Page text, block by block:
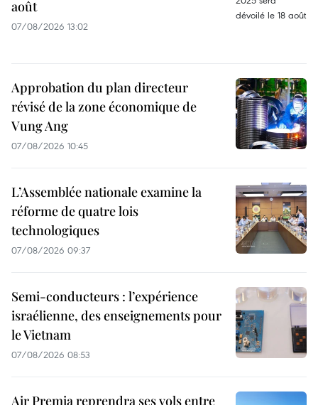
août
07/08/2026 13:02
Approbation du plan directeur
révisé de la zone économique de
Vung Ang
07/08/2026 10:45
L’Assemblée nationale examine la
réforme de quatre lois
technologiques
07/08/2026 09:37
Semi-conducteurs : l’expérience
israélienne, des enseignements pour
le Vietnam
07/08/2026 08:53
Air Premia reprendra ses vols entre